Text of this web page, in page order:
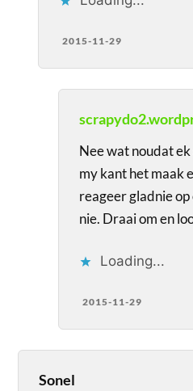
2015-11-29
Nee wat noudat
my kant het maak
reageer gladnie
nie. Draai om en
Loading...
2015-11-29
Sonel